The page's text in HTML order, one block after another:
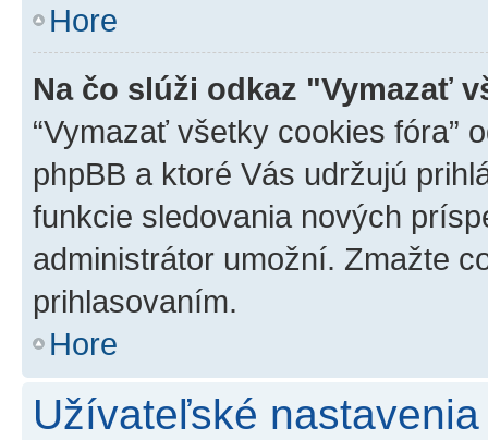
Hore
Na čo slúži odkaz "Vymazať
“Vymazať všetky cookies fóra”
phpBB a ktoré Vás udržujú
funkcie sledovania nových
administrátor umožní. Zmažte
prihlasovaním.
Hore
Užívateľské nastavenia